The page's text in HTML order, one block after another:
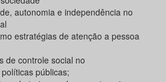
autonomia e independência no
estratégias de atenção a pessoa
de controle social no
públicas;